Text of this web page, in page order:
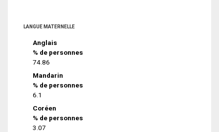
LANGUE MATERNELLE
Anglais
% de personnes
74.86
Mandarin
% de personnes
6.1
Coréen
% de personnes
3.07